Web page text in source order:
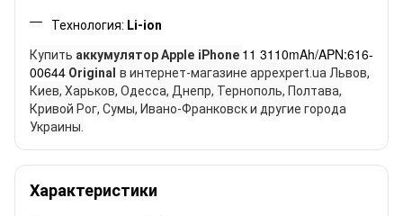
Технология: Li-ion
Купить аккумуляторApple iPhone 11 3110mAh/APN:616-
00644 Original в интернет-магазине appexpert.ua Львов,
Киев, Харьков, Одесса, Днепр, Тернополь, Полтава,
Кривой Рог, Сумы, Ивано-Франковск и другие города
Украины.
Характеристики